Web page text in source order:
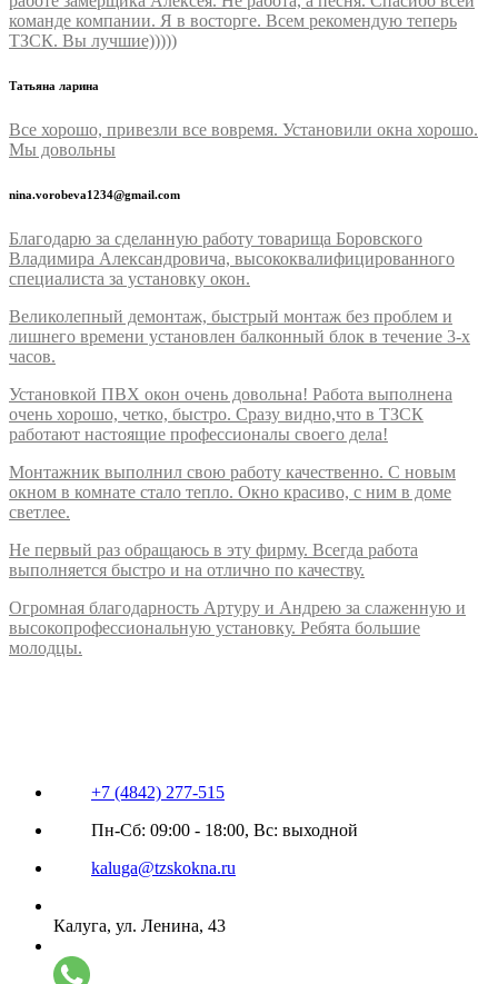
команде компании. Я в восторге. Всем рекомендую теперь
ТЗСК. Вы лучшие)))))
Татьяна ларина
Все хорошо, привезли все вовремя. Установили окна хорошо.
Мы довольны
nina.vorobeva1234@gmail.com
Благодарю за сделанную работу товарища Боровского
Владимира Александровича, высококвалифицированного
специалиста за установку окон.
Великолепный демонтаж, быстрый монтаж без проблем и
лишнего времени установлен балконный блок в течение 3-х
часов.
Установкой ПВХ окон очень довольна! Работа выполнена
очень хорошо, четко, быстро. Сразу видно,что в ТЗСК
работают настоящие профессионалы своего дела!
Монтажник выполнил свою работу качественно. С новым
окном в комнате стало тепло. Окно красиво, с ним в доме
светлее.
Не первый раз обращаюсь в эту фирму. Всегда работа
выполняется быстро и на отлично по качеству.
Огромная благодарность Артуру и Андрею за слаженную и
высокопрофессиональную установку. Ребята большие
молодцы.
+7 (4842) 277-515
Пн-Сб: 09:00 - 18:00, Вс: выходной
kaluga@tzskokna.ru
Калуга, ул. Ленина, 43